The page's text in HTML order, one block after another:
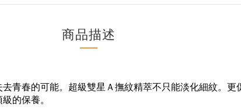
商品描述
青春的可能。超級雙星Ａ撫紋精萃不只能淡化細紋。
的保養。